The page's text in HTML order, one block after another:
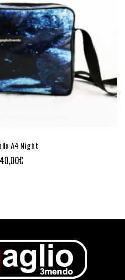
A4 Night
40,00€